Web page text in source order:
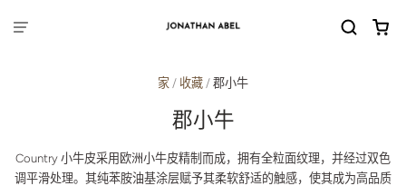
家 / 收藏 / 郡小牛
郡小牛
Country 小牛皮采用欧洲小牛皮精制而成，拥有全粒面纹理，并经过双色
调平滑处理。其纯苯胺油基涂层赋予其柔软舒适的触感，使其成为高品质